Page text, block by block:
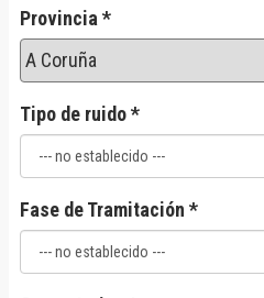
Provincia *
Tipo de ruido *
Fase de Tramitación *